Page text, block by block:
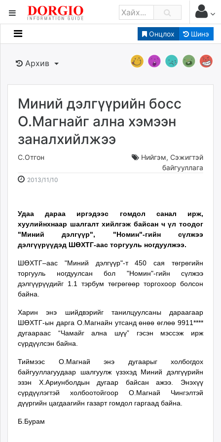
Онцлох Шинэ
Мэдээллийн
Банк санхүү
Бизнес ААН
Төрийн
dorgio.mn
Gogo.mn
news.mn
tovch.mn
ikon.mn
Eguur.mn
24tsag.mn
shuud.mn
ergelt.mn
zarig.mn
today.mn
mminfo.mn
ugluu.mn
unen.mn
shudarga.mn
Архив
Миний дэлгүүрийн босс
О.Магнайг ална хэмээн
заналхийлжээ
С.Отгон Нийгэм, Сэжигтэй
байгууллага
2013/11/10
17:34:22
18:48:27
​Удаа дараа иргэдээс гомдол санал ирж,
хуулийнхнаар шалгалт хийлгэж байсан ч үл тоодог
"Миний дэлгүүр", "Номин"-гийн сүлжээ
дэлгүүрүүдэд ШӨХТГ-аас торгууль ногдуулжээ.
ШӨХТГ–аас "Миний дэлгүүр"-т 450 сая төгрөгийн
торгууль ногдуулсан бол "Номин"-гийн сүлжээ
дэлгүүрүүдийг 1.1 тэрбум төгрөгөөр торгохоор болсон
байна.
Харин энэ шийдвэрийг танилцуулсаны дараагаар
ШӨХТГ-ын дарга О.Магнайн утсанд өнөө өглөө 9911****
дугаараас “Чамайг ална шүү” гэсэн мэссэж ирж
сүрдүүлсэн байна.
Тиймээс О.Магнай энэ дугаарыг холбогдох
байгууллагуудаар шалгуулж үзэхэд Миний дэлгүүрийн
эзэн Х.Ариунболдын дугаар байсан ажээ. Энэхүү
сүрдүүлэгтэй холбоотойгоор О.Магнай Чингэлтэй
дүүргийн цагдаагийн газарт гомдол гаргаад байна.
Б.Бурам